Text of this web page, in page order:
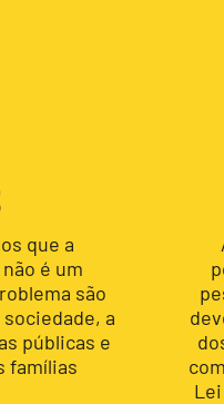
que a
é um
são
a
públicas e
famílias